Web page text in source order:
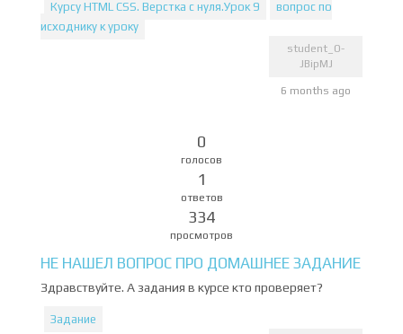
Курсу HTML CSS. Верстка с нуля.Урок 9
вопрос по
исходнику к уроку
student_O-
JBipMJ
6 months ago
0
голосов
1
ответов
334
просмотров
НЕ НАШЕЛ ВОПРОС ПРО ДОМАШНЕЕ ЗАДАНИЕ
Здравствуйте. А задания в курсе кто проверяет?
Задание